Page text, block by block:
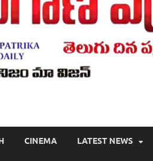
బ్రేకింగ్ న్యూస్ తెలుగులో , తెలంగాణ లో తాజా
CINEMA LATEST NEWS